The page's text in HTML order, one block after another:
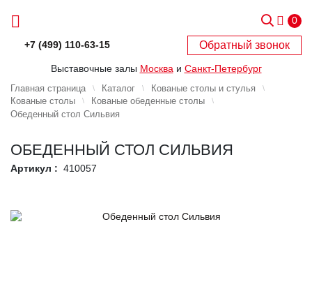
0
+7 (499) 110-63-15 Обратный звонок
Выставочные залы Москва и Санкт-Петербург
Главная страница Каталог
Кованые столы и стулья
Кованые столы
Кованые обеденные столы
Обеденный стол Сильвия
ОБЕДЕННЫЙ СТОЛ СИЛЬВИЯ
Артикул : 410057